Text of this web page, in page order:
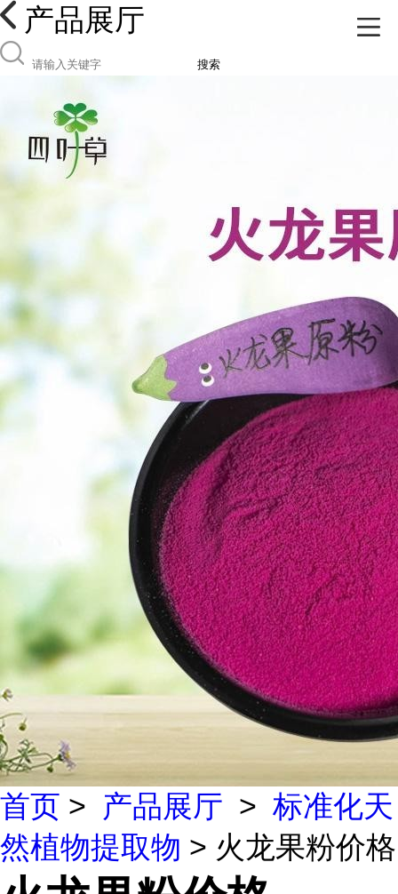
产品展厅
搜索
首页 > 产品展厅 > 标准化天
然植物提取物 > 火龙果粉价格